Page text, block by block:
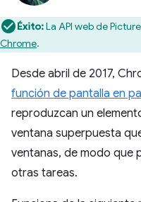
Éxito:La API web de
Chrome.
Desde abril de 2017,
función de pantalla en
reproduzcan un
ventana superpuesta
ventanas, de modo que
otras tareas.